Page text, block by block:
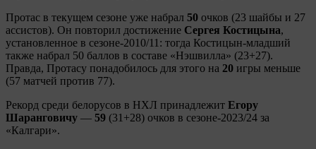
Протас в текущем сезоне уже набрал 50 очков (23 шайбы и 27
ассистов). Он повторил достижение Сергея Костицына,
установленное в сезоне-2010/11: тогда Костицын-младший
также набрал 50 баллов в составе «Нэшвилла» (23+27).
Правда, Протасу понадобилось для этого на 20 игры меньше
(57 матчей против 77).
Рекорд среди белорусов в НХЛ принадлежит Егору
Шаранговичу — 59 (31+28) очков в сезоне-2023/24 за
«Калгари».